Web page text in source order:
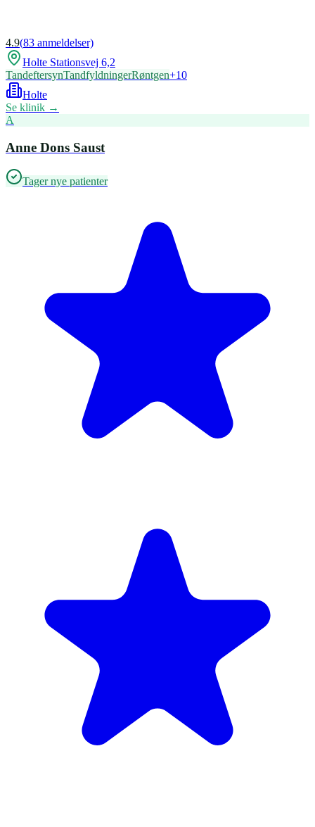
4.9(83 anmeldelser)
Holte Stationsvej 6,2
TandeftersynTandfyldningerRøntgen+10
Holte
Se klinik →
A
Anne Dons Saust
Tager nye patienter